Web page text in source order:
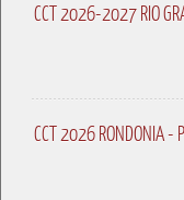
CCT 2026-2027 RIO
CCT 2026 RONDONIA